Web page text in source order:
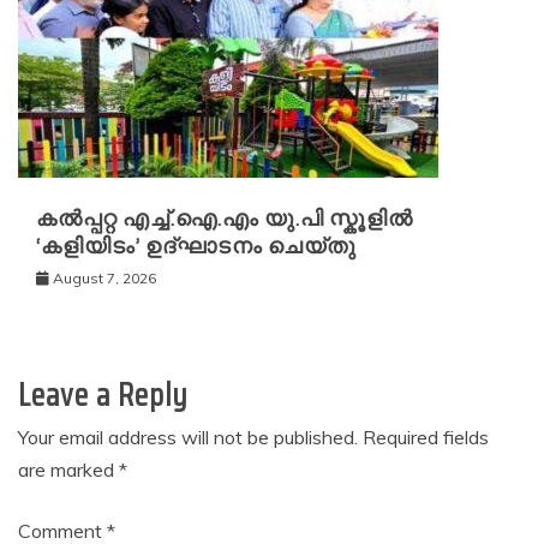
കൽപ്പറ്റ എച്ച്.ഐ.എം യു.പി സ്കൂ‌ളിൽ
‘കളിയിടം’ ഉദ്ഘാടനം ചെയ്തു
August 7, 2026
Leave a Reply
Your email address will not be published. Required fields
are marked *
Comment *